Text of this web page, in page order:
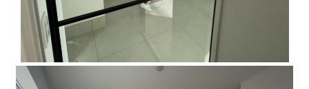
イベント・見学会
モデルハウス紹介